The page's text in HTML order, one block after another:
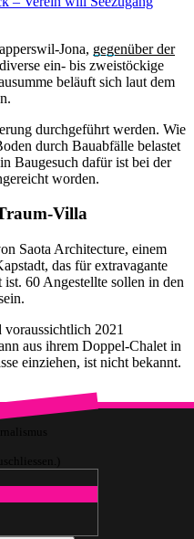
Jona, gegenüber der
ein- bis zweistöckige
beläuft sich laut dem
durchgeführt werden. Wie
durch Bauabfälle belastet
Baugesuch dafür ist bei der
worden.
Villa
Saota Architecture, einem
das für extravagante
60 Angestellte sollen in den
2021
aus ihrem Doppel-Chalet in
einziehen, ist nicht bekannt.